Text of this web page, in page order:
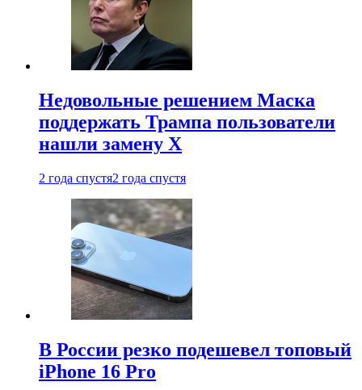
Недовольные решением Маска
поддержать Трампа пользователи
нашли замену X
2 года спустя2 года спустя
В России резко подешевел топовый
iPhone 16 Pro